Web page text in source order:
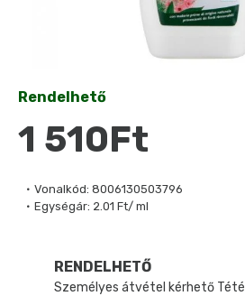
Vonalkód: 8006130503796
Egységár: 2.01 Ft/ ml
Rendelhető
1 510Ft
RENDELHETŐ
Személyes átvétel kérhető